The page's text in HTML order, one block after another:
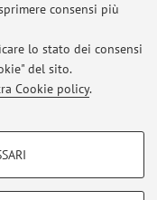
consensi più
lo stato dei consensi
del sito.
Cookie policy.
Cookie